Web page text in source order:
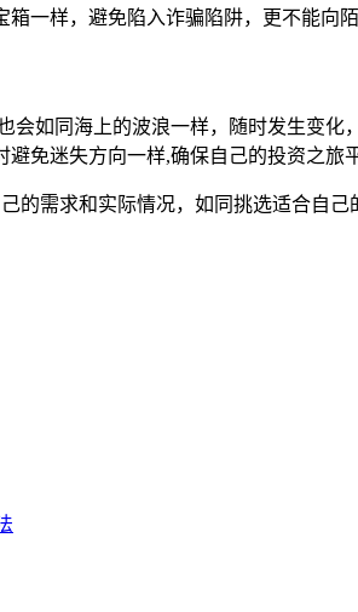
一样，避免陷入诈骗陷阱，更不能向
如同海上的波浪一样，随时发生变
免迷失方向一样,确保自己的投资之旅
的需求和实际情况，如同挑选适合自